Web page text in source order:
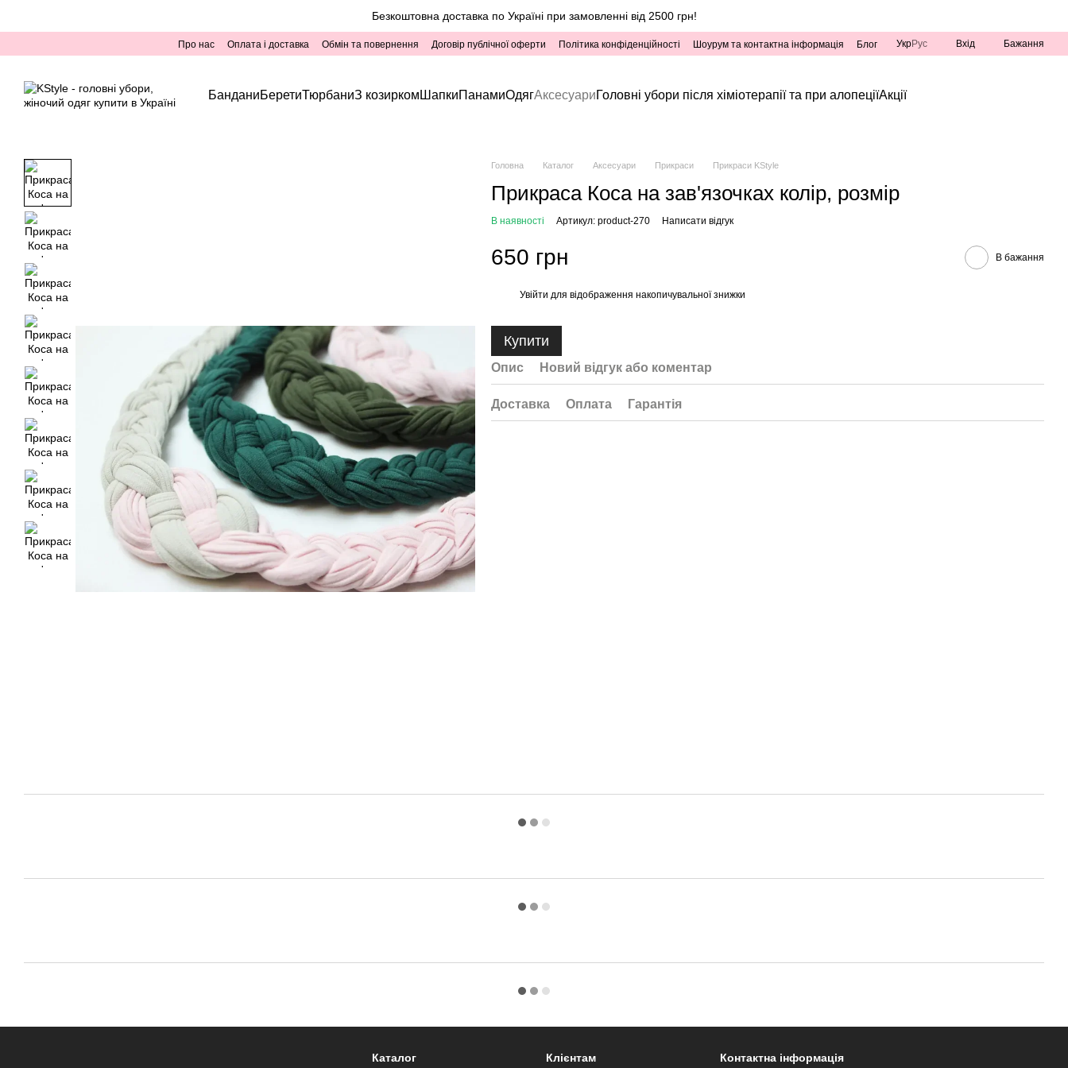
Безкоштовна доставка по Україні при замовленні від 2500 грн!
Про нас Оплата і доставка Обмін та повернення Договір публічної оферти Політика конфіденційності Шоурум та контактна інформація Блог УкрРус Вхід Бажання
БанданиБеретиТюрбаниЗ козирком ШапкиПанамиОдягАксесуариГоловні убори після хіміотерапії та при алопеціїАкції
Головна Каталог Аксесуари Прикраси Прикраси KStyle
Прикраса Коса на зав'язочках колір, розмір
В наявності Артикул: product-270 Написати відгук
650 грн В бажання
Увійти для відображення накопичувальної знижки
Купити
Опис Новий відгук або коментар
Доставка Оплата Гарантія
Каталог Клієнтам Контактна інформація